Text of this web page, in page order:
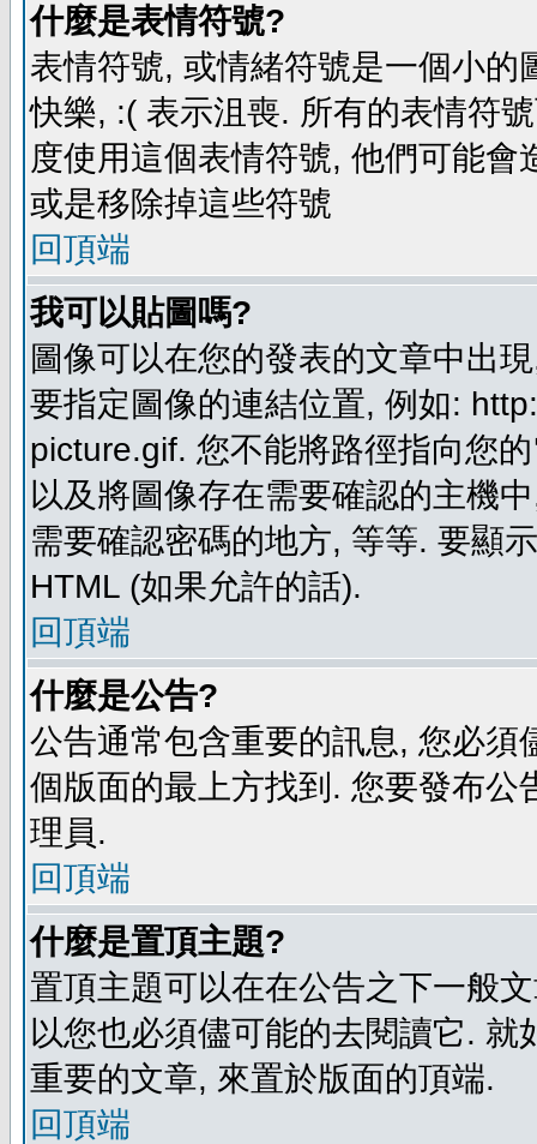
什麼是表情符號?
表情符號, 或情緒符號是一個小
快樂, :( 表示沮喪. 所有的表情符
度使用這個表情符號, 他們可能
或是移除掉這些符號
回頂端
我可以貼圖嗎?
圖像可以在您的發表的文章中出
要指定圖像的連結位置, 例如:
picture.gif. 您不能將路徑指向您
以及將圖像存在需要確認的主機
需要確認密碼的地方, 等等. 要顯
HTML (如果允許的話).
回頂端
什麼是公告?
公告通常包含重要的訊息, 您必
個版面的最上方找到. 您要發布
理員.
回頂端
什麼是置頂主題?
置頂主題可以在在公告之下一般
以您也必須儘可能的去閱讀它.
重要的文章, 來置於版面的頂端.
回頂端